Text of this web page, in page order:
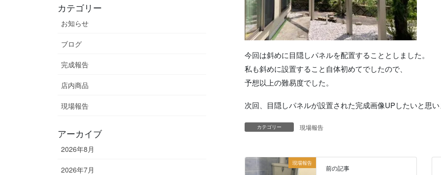
今回は斜めに目隠しパネルを配置することとしました。
私も斜めに設置すること自体初めてでしたので、
予想以上の難易度でした。
次回、目隠しパネルが設置された完成画像UPしたいと思い
カテゴリー 現場報告
現場報告
前の記事
カテゴリー
お知らせ
ブログ
完成報告
店内商品
現場報告
アーカイブ
2026年8月
2026年7月